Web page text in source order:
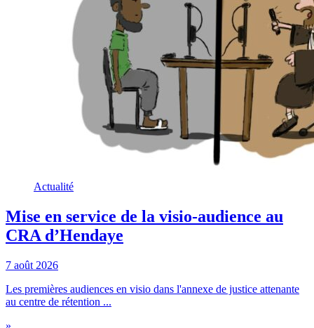
Actualité
Mise en service de la visio-audience au
CRA d’Hendaye
7 août 2026
Les premières audiences en visio dans l'annexe de justice attenante
au centre de rétention ...
»